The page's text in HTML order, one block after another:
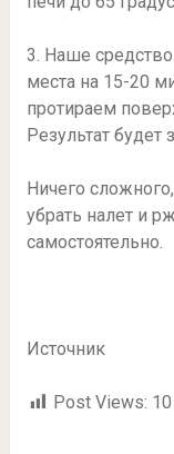
3. Наше
места на 15-20
протираем
Результат будет
Ничего
убрать налет и
самостоятельно.
Источник
Post Views: